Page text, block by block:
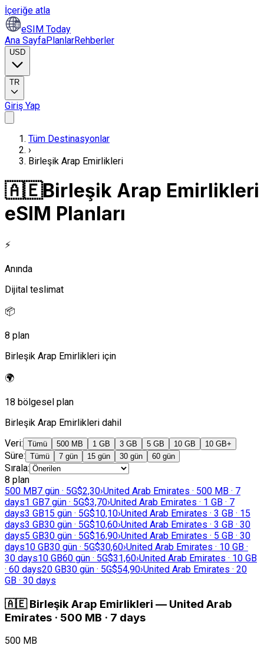
İçeriğe atla
eSIM Today
Ana SayfaPlanlarRehberler
USD
TR
Giriş Yap
Tüm Destinasyonlar
›
Birleşik Arap Emirlikleri
🇦🇪Birleşik Arap Emirlikleri
eSIM Planları
⚡
Anında
Dijital teslimat
📦
8 plan
Birleşik Arap Emirlikleri için
🌍
18 bölgesel plan
Birleşik Arap Emirlikleri dahil
Veri: Tümü 500 MB 1 GB 3 GB 5 GB 10 GB 10 GB+
Süre: Tümü 7 gün 15 gün 30 gün 60 gün
Sırala:
8 plan
500 MB7 gün · 5G$2,30›United Arab Emirates · 500 MB · 7
days1 GB7 gün · 5G$3,70›United Arab Emirates · 1 GB · 7
days3 GB15 gün · 5G$10,10›United Arab Emirates · 3 GB · 15
days3 GB30 gün · 5G$10,60›United Arab Emirates · 3 GB · 30
days5 GB30 gün · 5G$16,90›United Arab Emirates · 5 GB · 30
days10 GB30 gün · 5G$30,60›United Arab Emirates · 10 GB ·
30 days10 GB60 gün · 5G$31,60›United Arab Emirates · 10 GB
· 60 days20 GB30 gün · 5G$54,90›United Arab Emirates · 20
GB · 30 days
🇦🇪 Birleşik Arap Emirlikleri — United Arab
Emirates · 500 MB · 7 days
500 MB